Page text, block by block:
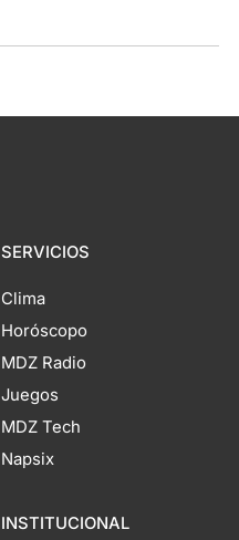
SERVICIOS
Clima
Horóscopo
MDZ Radio
Juegos
MDZ Tech
Napsix
INSTITUCIONAL